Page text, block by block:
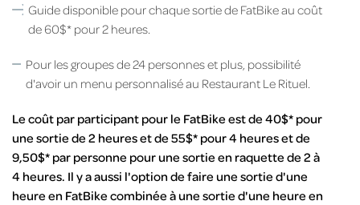
Guide disponible pour chaque sortie de FatBike au coût
de 60$* pour 2 heures.
Pour les groupes de 24 personnes et plus, possibilité
d'avoir un menu personnalisé au Restaurant Le Rituel.
Le coût par participant pour le FatBike est de 40$* pour
une sortie de 2 heures et de 55$* pour 4 heures et de
9,50$* par personne pour une sortie en raquette de 2 à
4 heures. Il y a aussi l'option de faire une sortie d'une
heure en FatBike combinée à une sortie d'une heure en